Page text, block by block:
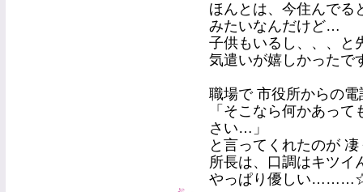
ほんとは、今住んでる
みたいなんだけど…
子供もいるし、、、と
気遣いが嬉しかったで
職場で 市役所からの
「そこなら何かあっ
さい…」
と言ってくれたのが 凄
所長は、口調はキツイ
やっぱり優しい